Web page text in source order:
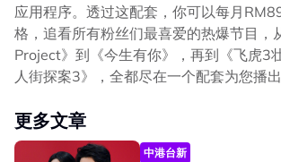
应用程序。透过这配套，你可以每月
格，追看所有粉丝们最喜爱的热爆节目，
Project》到《今生有你》，再到《飞虎3
人街探案3》，全都尽在一个配套为您播出
更多文章
中港台新